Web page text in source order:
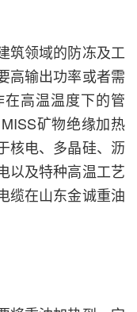
筑领域的防冻及工
高输出功率或者需
高温温度下的管
矿物绝缘加热
核电、多晶硅、沥
以及特种高温工艺
缆在山东金诚重油